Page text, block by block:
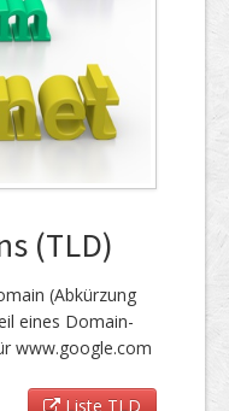
(TLD)
(Abkürzung
eines Domain-
www.google.com
Liste TLD